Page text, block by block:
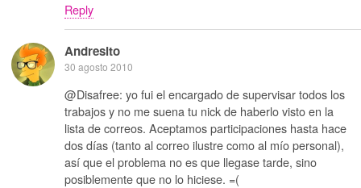
Reply
Andresito
30 agosto 2010
@Disafree: yo fui el encargado de supervisar todos los
trabajos y no me suena tu nick de haberlo visto en la
lista de correos. Aceptamos participaciones hasta hace
dos días (tanto al correo ilustre como al mío personal),
así que el problema no es que llegase tarde, sino
posiblemente que no lo hiciese. =(